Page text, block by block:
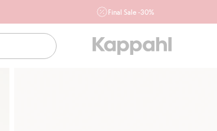
Final Sale -30%
ofertę, również z działu outlet do 10.8 w sklepach Kappahl i
Newbie oraz na kappahl.com. Ofert nie łączymy